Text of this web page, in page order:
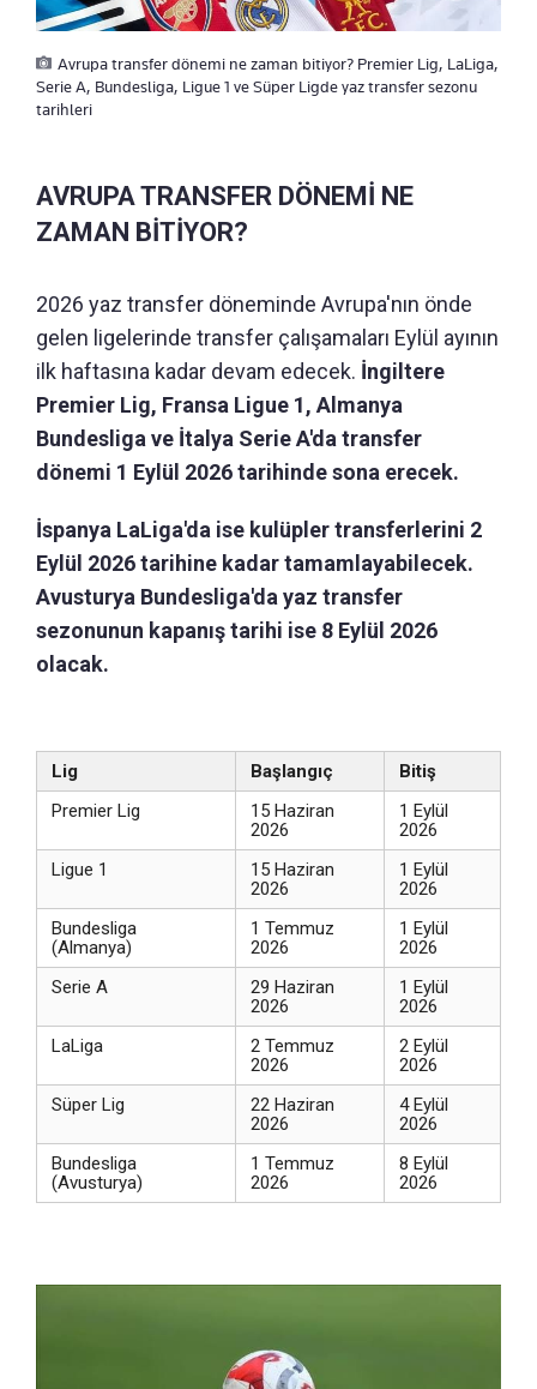
Avrupa transfer dönemi ne zaman bitiyor? Premier Lig, LaLiga,
Serie A, Bundesliga, Ligue 1 ve Süper Ligde yaz transfer sezonu
tarihleri
AVRUPA TRANSFER DÖNEMİ NE
ZAMAN BİTİYOR?
2026 yaz transfer döneminde Avrupa'nın önde
gelen ligelerinde transfer çalışamaları Eylül ayının
ilk haftasına kadar devam edecek. İngiltere
Premier Lig, Fransa Ligue 1, Almanya
Bundesliga ve İtalya Serie A'da transfer
dönemi 1 Eylül 2026 tarihinde sona erecek.
İspanya LaLiga'da ise kulüpler transferlerini 2
Eylül 2026 tarihine kadar tamamlayabilecek.
Avusturya Bundesliga'da yaz transfer
sezonunun kapanış tarihi ise 8 Eylül 2026
olacak.
Lig Başlangıç
Bitiş
Premier Lig
15 Haziran
2026
1 Eylül
2026
Ligue 1
15 Haziran
2026
1 Eylül
2026
Bundesliga
(Almanya)
1 Temmuz
2026
1 Eylül
2026
Serie A
29 Haziran
2026
1 Eylül
2026
LaLiga
2 Temmuz
2026
2 Eylül
2026
Süper Lig
22 Haziran
2026
4 Eylül
2026
Bundesliga
(Avusturya)
1 Temmuz
2026
8 Eylül
2026